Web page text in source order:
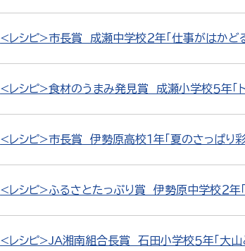
<レシピ>市長賞 成瀬中学校２年「仕事がはかど
<レシピ>食材のうまみ発見賞 成瀬小学校５年「
<レシピ>市長賞 伊勢原高校１年「夏のさっぱり彩
<レシピ>ふるさとたっぷり賞 伊勢原中学校２年
<レシピ>JA湘南組合長賞 石田小学校５年「大山